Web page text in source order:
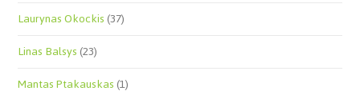
Laurynas Okockis(37)
Linas Balsys(23)
Mantas Ptakauskas(1)